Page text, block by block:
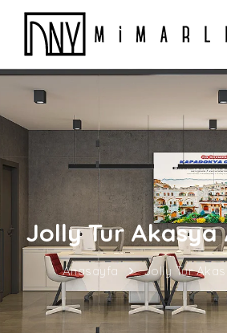
Jolly Tur Akasya
Anasayfa Jolly Tur